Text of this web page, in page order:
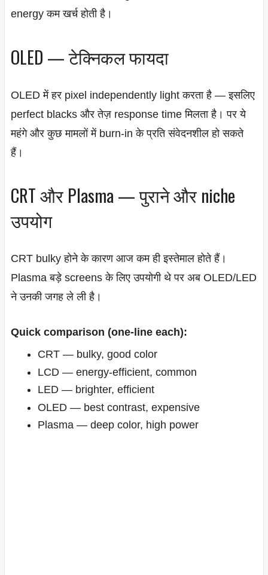
energy कम खर्च होती है।
OLED — टेक्निकल फायदा
OLED में हर pixel independently light करता है — इसलिए
perfect blacks और तेज़ response time मिलता है। पर ये
महंगे और कुछ मामलों में burn-in के प्रति संवेदनशील हो सकते
हैं।
CRT और Plasma — पुराने और niche
उपयोग
CRT bulky होने के कारण आज कम ही इस्तेमाल होते हैं।
Plasma बड़े screens के लिए उपयोगी थे पर अब OLED/LED
ने उनकी जगह ले ली है।
Quick comparison (one-line each):
CRT — bulky, good color
LCD — energy-efficient, common
LED — brighter, efficient
OLED — best contrast, expensive
Plasma — deep color, high power